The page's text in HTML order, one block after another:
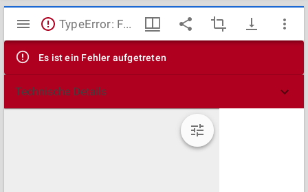
Mirador
Viewer
TypeError: Failed to fetch
Es ist ein Fehler aufgetreten
Technische Details